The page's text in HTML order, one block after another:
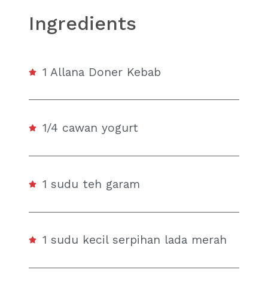
Ingredients
1 Allana Doner Kebab
1/4 cawan yogurt
1 sudu teh garam
1 sudu kecil serpihan lada merah